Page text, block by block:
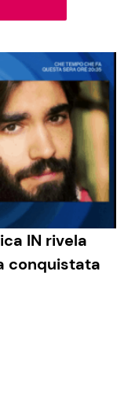
Soap Opera
Benessere
Casa
Moda e Style
Mondo Mamma
News benessere
Salute
IN rivela
conquistata